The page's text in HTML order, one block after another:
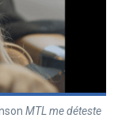
MTL me déteste